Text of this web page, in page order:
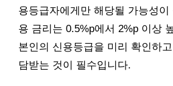
용등급자에게만 해당될 가능성이
용 금리는 0.5%p에서 2%p 이상
본인의 신용등급을 미리 확인하
담받는 것이 필수입니다.